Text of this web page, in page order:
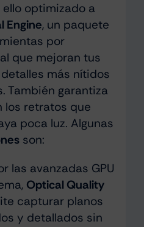
optimizado a
Engine, un paquete
por
que mejoran tus
más nítidos
También garantiza
los retratos que
poca luz. Algunas
son:
las avanzadas GPU
Optical Quality
capturar planos
y detallados sin